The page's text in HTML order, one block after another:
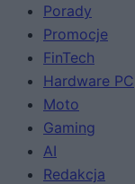
Porady
Promocje
FinTech
Hardware PC
Moto
Gaming
AI
Redakcja